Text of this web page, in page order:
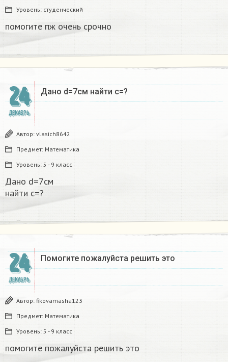
Уровень: студенческий
помогите пж очень срочно​
24
ДЕКАБРЬ
Дано d=7см найти с=?​
Автор: vlasich8642
Предмет: Математика
Уровень: 5 - 9 класс
Дано d=7см
найти с=?​
24
ДЕКАБРЬ
Помогите пожалуйста решить это
Автор: fikovamasha123
Предмет: Математика
Уровень: 5 - 9 класс
помогите пожалуйста решить это